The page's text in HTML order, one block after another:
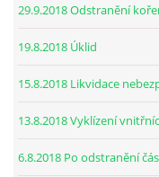
29.9.2018 Odstranění
19.8.2018 Úklid
15.8.2018 Likvidace
13.8.2018 Vyklízení
6.8.2018 Po odstranění